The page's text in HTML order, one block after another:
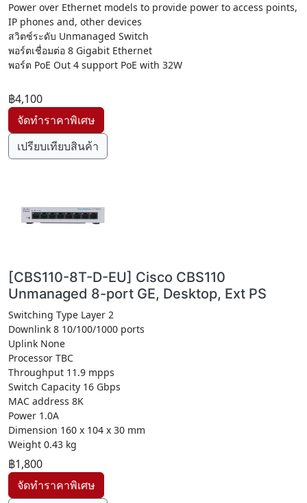
Power over Ethernet models to provide power to access points,
IP phones and, other devices
สวิตซ์ระดับ Unmanaged Switch
พอร์ตเชื่อมต่อ 8 Gigabit Ethernet
พอร์ต PoE Out 4 support PoE with 32W
฿4,100
เปรียบเทียบสินค้า
[CBS110-8T-D-EU] Cisco CBS110
Unmanaged 8-port GE, Desktop, Ext PS
Switching Type Layer 2
Downlink 8 10/100/1000 ports
Uplink None
Processor TBC
Throughput 11.9 mpps
Switch Capacity 16 Gbps
MAC address 8K
Power 1.0A
Dimension 160 x 104 x 30 mm
Weight 0.43 kg
฿1,800